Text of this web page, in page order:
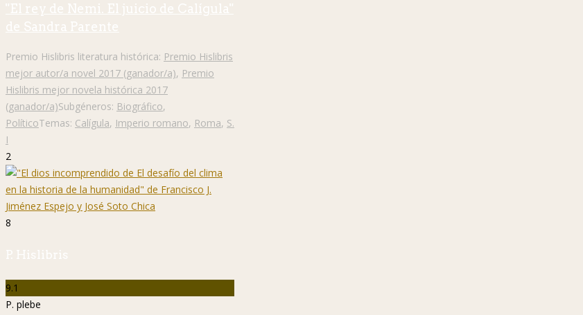
"El rey de Nemi. El juicio de Calígula"
de Sandra Parente
Premio Hislibris literatura histórica: Premio Hislibris
mejor autor/a novel 2017 (ganador/a), Premio
Hislibris mejor novela histórica 2017
(ganador/a)Subgéneros: Biográfico,
PolíticoTemas: Calígula, Imperio romano, Roma, S.
I
2
8
P. Hislibris
9.1
P. plebe